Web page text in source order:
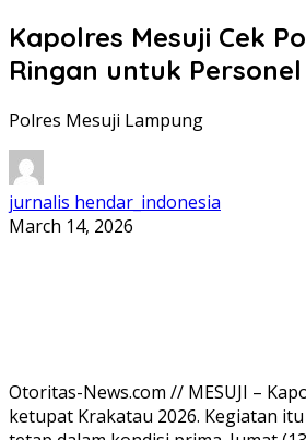
Kapolres Mesuji Cek
Ringan untuk Personel
Polres Mesuji Lampung
jurnalis hendar_indonesia
March 14, 2026
Otoritas-News.com // MESUJI –
ketupat Krakatau 2026. Kegiatan